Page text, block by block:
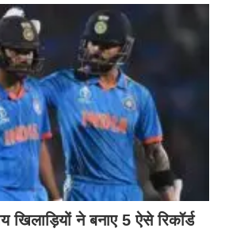
खिलाड़ियों ने बनाए 5 ऐसे रिकॉर्ड